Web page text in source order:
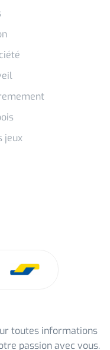
jeux
toutes informations
passion avec vous.